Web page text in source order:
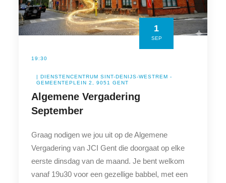
1
SEP
19:30
| DIENSTENCENTRUM SINT-DENIJS-WESTREM -
GEMEENTEPLEIN 2, 9051 GENT
Algemene Vergadering
September
Graag nodigen we jou uit op de Algemene
Vergadering van JCI Gent die doorgaat op elke
eerste dinsdag van de maand. Je bent welkom
vanaf 19u30 voor een gezellige babbel, met een